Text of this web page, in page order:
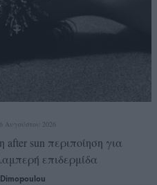
Αυγούστου 2026
sun περιποίηση για
επιδερμίδα